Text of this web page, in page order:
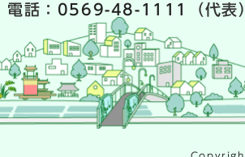
電話： 0569-48-1111 （代表